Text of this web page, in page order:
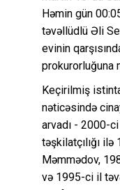
Həmin gün
təvəllüdlü Əli
evinin
prokurorluğuna
Keçirilmiş
nəticəsində
arvadı - 2000-
təşkilatçılığı
Məmmədov,
və 1995-ci il